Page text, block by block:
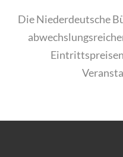
Die Niederdeutsche